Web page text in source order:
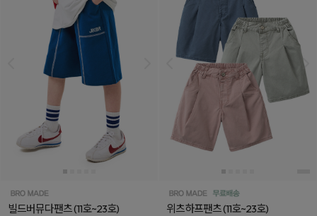
빌드버뮤다팬츠(11호~23호) 위츠하프팬츠(11호~23호)